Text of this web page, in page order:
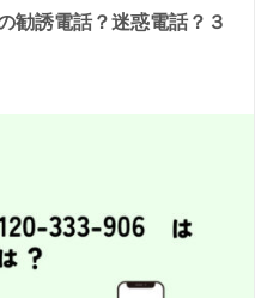
勧誘電話？迷惑電話？３